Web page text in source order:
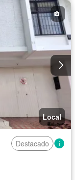
Local
Destacado